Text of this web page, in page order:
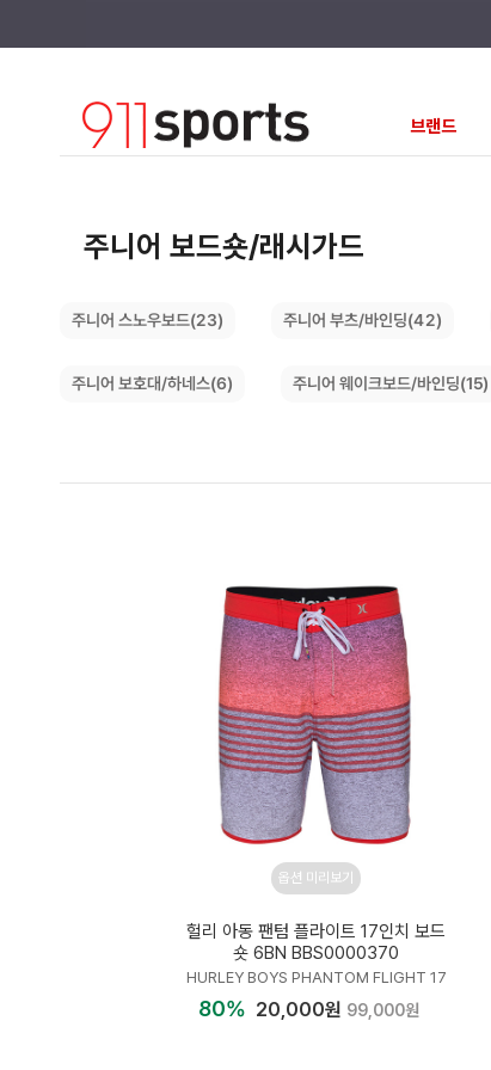
브랜드
주니어 보드숏/래시가드
주니어 스노우보드(23) 주니어 부츠/바인딩(42)
주니어 보호대/하네스(6) 주니어 웨이크보드/바인딩(15)
옵션 미리보기
헐리 아동 팬텀 플라이트 17인치 보드
숏 6BN BBS0000370
HURLEY BOYS PHANTOM FLIGHT 17
80% 20,000원 99,000원